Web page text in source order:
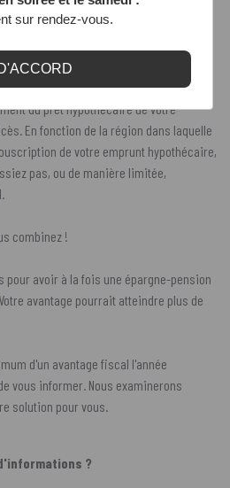
autres, des amortissements de
de votre assurance solde restant dû
du prêt hypothécaire de votre
En fonction de la région dans laquelle
de votre emprunt hypothécaire,
pas, ou de manière limitée,
combinez !
pour avoir à la fois une épargne-pension
avantage pourrait atteindre plus de
d'un avantage fiscal l'année
vous informer. Nous examinerons
solution pour vous.
?
sur rendez-vous.